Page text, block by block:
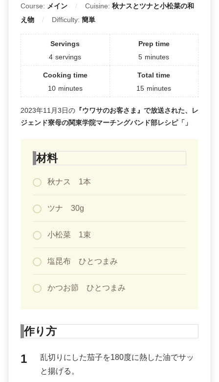
Course: メイン Cuisine: 秋ナスとツナと小松菜の和
え物
Difficulty: 簡単
Servings
4 servings
Prep time
5 minutes
Cooking time
10 minutes
Total time
15 minutes
2023年11月3日の 『ウワサのお客さま』で放送された、レ
ジェンド寮母の関東学院マーチングバンド部レシピ「」
材料
秋ナス 1本
ツナ 30g
小松菜 1束
塩昆布 ひとつまみ
かつお節 ひとつまみ
作り方
乱切りにした茄子を180度に熱した油でサッ
と揚げる。